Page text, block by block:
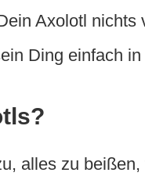
Axolotl
Ding einfach
alles zu